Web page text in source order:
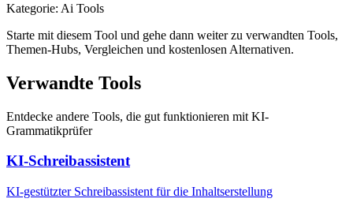
Kategorie: Ai Tools
Starte mit diesem Tool und gehe dann weiter zu verwandten Tools,
Themen-Hubs, Vergleichen und kostenlosen Alternativen.
Verwandte Tools
Entdecke andere Tools, die gut funktionieren mit KI-
Grammatikprüfer
KI-Schreibassistent
KI-gestützter Schreibassistent für die Inhaltserstellung